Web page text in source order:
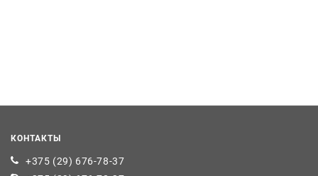
КОНТАКТЫ
+375 (29) 676-78-37